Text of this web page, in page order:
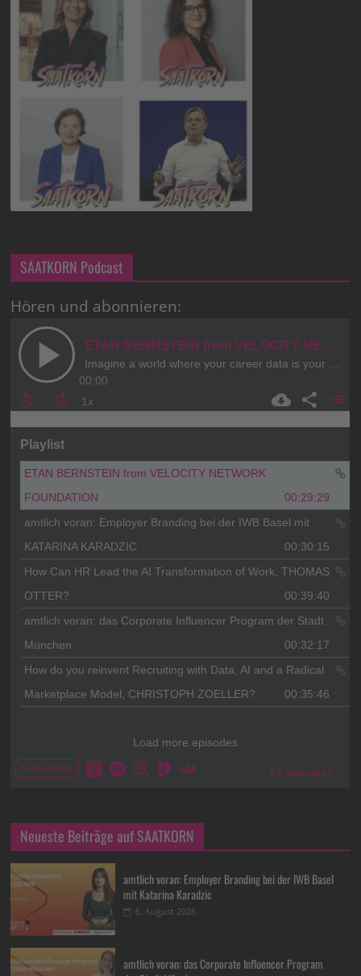
SAATKORN Podcast
Hören und abonnieren:
Neueste Beiträge auf SAATKORN
amtlich voran: Employer Branding bei der IWB Basel
mit Katarina Karadzic
6. August 2026
amtlich voran: das Corporate Influencer Program